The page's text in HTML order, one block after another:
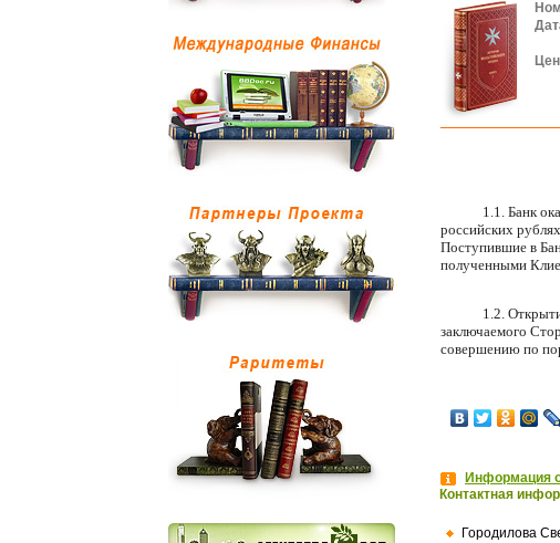
1.1. Банк
российских
Поступившие в
полученными
1.2.
заключаемого
совершению по
Информация
Контактная
Городилова